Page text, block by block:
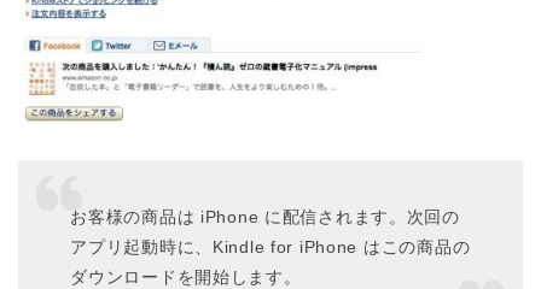
お客様の商品は iPhone に配信されます。次回の
アプリ起動時に、Kindle for iPhone はこの商品の
ダウンロードを開始します。